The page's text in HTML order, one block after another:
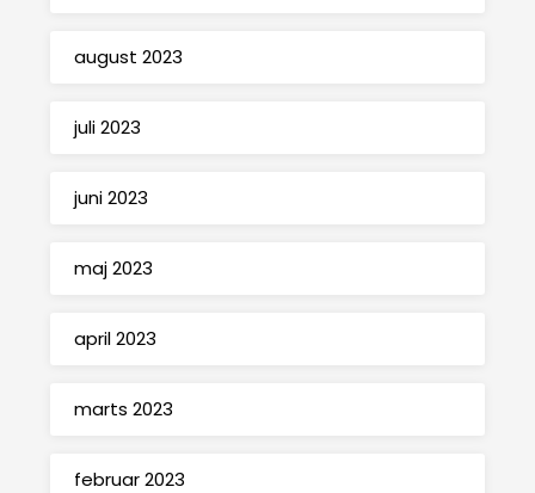
august 2023
juli 2023
juni 2023
maj 2023
april 2023
marts 2023
februar 2023